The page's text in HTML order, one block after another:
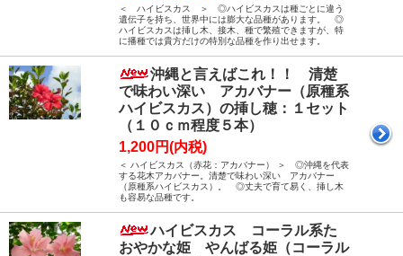
＜ ハイビスカス ＞ ◎ハイビスカスは種ごとに違う
遺伝子を持ち、世界中には膨大な品種があります。 ◎
ハイビスカスは挿し木、接木、種で繁殖できますが、特
に播種では貴方だけの特別な品種を作り出せます。
沖縄と言えばこれ！！ 清楚
で味わい深い アカバナー（原種系
ハイビスカス）の挿し穂：１セット
（１０ｃｍ程度５本）
1,200円(内税)
＜ ハイビスカス（赤花：アカバナー） ＞ ◎沖縄を代表
する花木アカバナー。清楚で味わい深い アカバナー
（原種系ハイビスカス）。 ◎丈夫で育て易く、挿し木
も容易な品種です。
ハイビスカス コーラル系た
おやかな姫 やんばる姫（コーラル